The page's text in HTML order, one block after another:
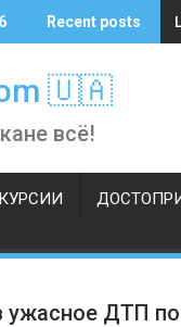
Recent posts
🇺🇦
всё!
ужасное ДТП